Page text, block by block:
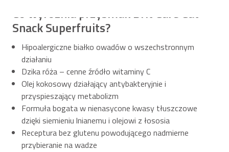
Co wyróżnia przysmak Brit Care Cat
Snack Superfruits?
Hipoalergiczne białko owadów o wszechstronnym
działaniu
Dzika róża – cenne źródło witaminy C
Olej kokosowy działający antybakteryjnie i
przyspieszający metabolizm
Formuła bogata w nienasycone kwasy tłuszczowe
dzięki siemieniu lnianemu i olejowi z łososia
Receptura bez glutenu powodującego nadmierne
przybieranie na wadze